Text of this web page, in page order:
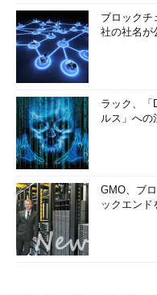
ブロックチ
社の社名が
ラック、「
ルス」への
GMO、ブ
ックエンド